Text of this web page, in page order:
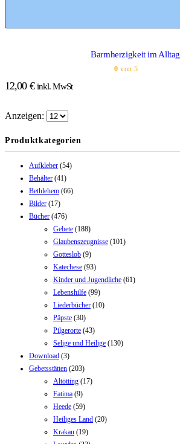
Barmherzigkeit im Alltag
0 von 5
12,00 € inkl. MwSt
Anzeigen:
Produktkategorien
Aufkleber (54)
Behälter (41)
Bethlehem (66)
Bilder (17)
Bücher (476)
Gebete (188)
Glaubenszeugnisse (101)
Gotteslob (9)
Katechese (93)
Kinder und Jugendliche (61)
Lebenshilfe (99)
Liederbücher (10)
Päpste (30)
Pilgerorte (43)
Selige und Heilige (130)
Download (3)
Gebetsstätten (203)
Altötting (17)
Fatima (9)
Heede (59)
Heiliges Land (20)
Krakau (19)